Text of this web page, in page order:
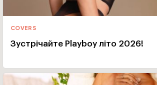
COVERS
Зустрічайте Playboy літо 2026!